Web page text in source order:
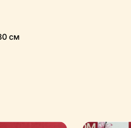
см